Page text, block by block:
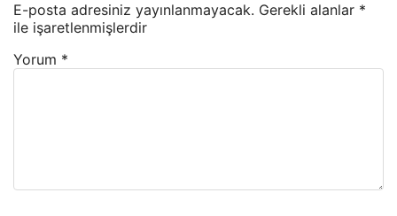
E-posta adresiniz yayınlanmayacak. Gerekli alanlar *
ile işaretlenmişlerdir
Yorum *